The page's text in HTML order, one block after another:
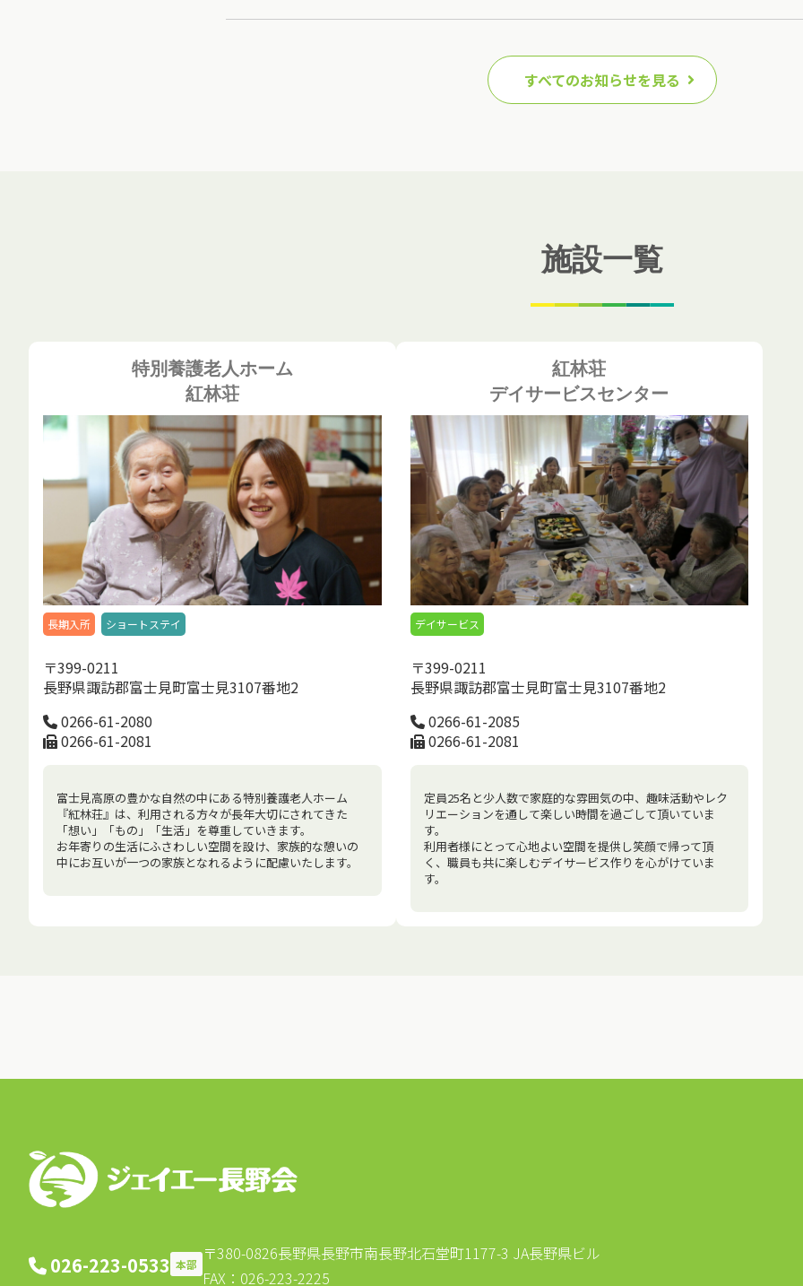
すべてのお知らせを見る
施設一覧
特別養護老人ホーム
紅林荘
長期入所 ショートステイ
〒399-0211
長野県諏訪郡富士見町富士見3107番地2
0266-61-2080
0266-61-2081
富士見高原の豊かな自然の中にある特別養護老人ホーム
『紅林荘』は、利用される方々が長年大切にされてきた
「想い」「もの」「生活」を尊重していきます。
お年寄りの生活にふさわしい空間を設け、家族的な憩いの
中にお互いが一つの家族となれるように配慮いたします。
紅林荘
デイサービスセンター
デイサービス
〒399-0211
長野県諏訪郡富士見町富士見3107番地2
0266-61-2085
0266-61-2081
定員25名と少人数で家庭的な雰囲気の中、趣味活動やレク
リエーションを通して楽しい時間を過ごして頂いていま
す。
利用者様にとって心地よい空間を提供し笑顔で帰って頂
く、職員も共に楽しむデイサービス作りを心がけていま
す。
026-223-0533 本部
〒380-0826長野県長野市南長野北石堂町1177-3 JA長野県ビル
FAX：026-223-2225